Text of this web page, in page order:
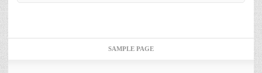
SAMPLE PAGE